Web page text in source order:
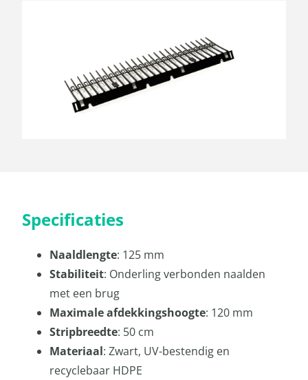
Specificaties
Naaldlengte: 125 mm
Stabiliteit: Onderling verbonden naalden
met een brug
Maximale afdekkingshoogte: 120 mm
Stripbreedte: 50 cm
Materiaal: Zwart, UV-bestendig en
recyclebaar HDPE